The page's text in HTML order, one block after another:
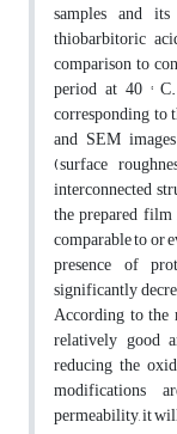
samples and
thiobarbitoric
comparison to
period at 40 °
corresponding
and SEM
(surface
interconnected
the prepared
comparable to or
presence of
significantly
According to the
relatively good
reducing the
modifications
permeability, it